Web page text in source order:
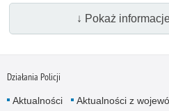
↓ Pokaż
Działania Policji
Aktualności Aktualności z